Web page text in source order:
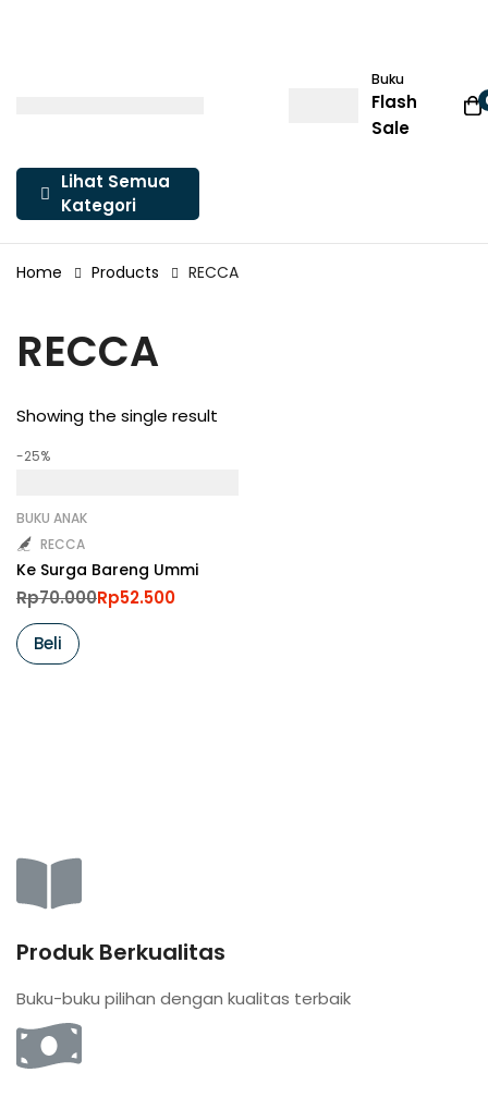
Buku
Flash
Sale
Lihat Semua
Kategori
Home Products RECCA
RECCA
Showing the single result
-25%
BUKU ANAK
RECCA
Ke Surga Bareng Ummi
Rp70.000Original price was: Rp70.000.
Rp52.500
Beli
Produk Berkualitas
Buku-buku pilihan dengan kualitas terbaik